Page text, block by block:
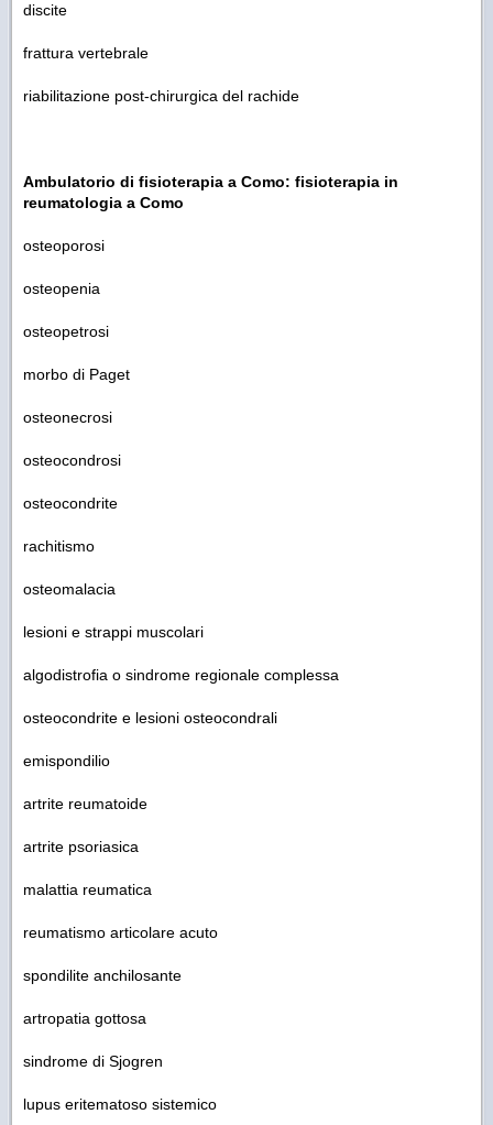
discite
frattura vertebrale
riabilitazione post-chirurgica del rachide
Ambulatorio di fisioterapia a Como: fisioterapia in
reumatologia a Como
osteoporosi
osteopenia
osteopetrosi
morbo di Paget
osteonecrosi
osteocondrosi
osteocondrite
rachitismo
osteomalacia
lesioni e strappi muscolari
algodistrofia o sindrome regionale complessa
osteocondrite e lesioni osteocondrali
emispondilio
artrite reumatoide
artrite psoriasica
malattia reumatica
reumatismo articolare acuto
spondilite anchilosante
artropatia gottosa
sindrome di Sjogren
lupus eritematoso sistemico